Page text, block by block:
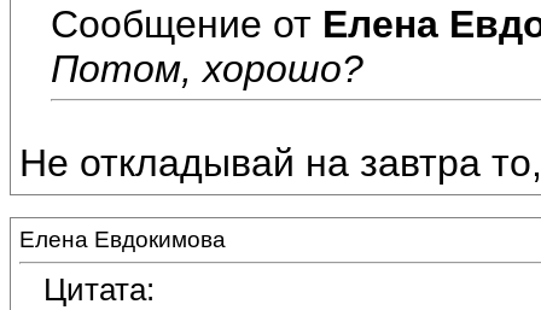
Сообщение от Елена
Потом, хорошо?
Не откладывай на завтра
Елена Евдокимова
Цитата: